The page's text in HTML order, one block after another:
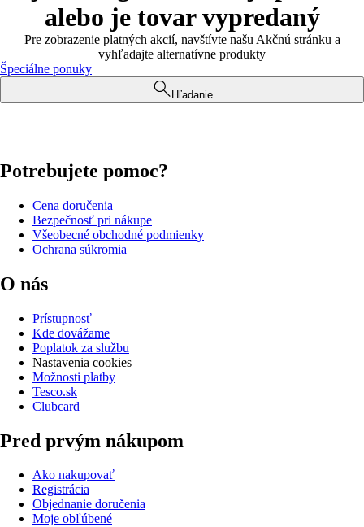
alebo je tovar vypredaný
Pre zobrazenie platných akcií, navštívte našu Akčnú stránku a
vyhľadajte alternatívne produkty
Špeciálne ponuky
Hľadanie
Potrebujete pomoc?
Cena doručenia
Bezpečnosť pri nákupe
Všeobecné obchodné podmienky
Ochrana súkromia
O nás
Prístupnosť
Kde dovážame
Poplatok za službu
Nastavenia cookies
Možnosti platby
Tesco.sk
Clubcard
Pred prvým nákupom
Ako nakupovať
Registrácia
Objednanie doručenia
Moje obľúbené